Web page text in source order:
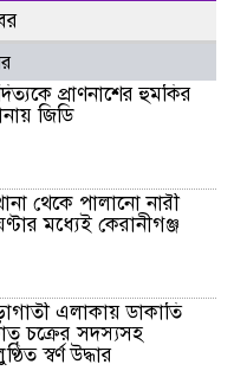
প্রাণনাশের হুমকির
জিডি
থেকে পালানো নারী
মধ্যেই কেরানীগঞ্জ
এলাকায় ডাকাতি
চক্রের সদস্যসহ
স্বর্ণ উদ্ধার